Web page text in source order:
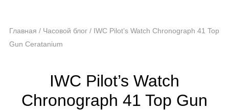
Главная / Часовой блог / IWC Pilot’s Watch Chronograph 41 Top
Gun Ceratanium
IWC Pilot’s Watch
Chronograph 41 Top Gun